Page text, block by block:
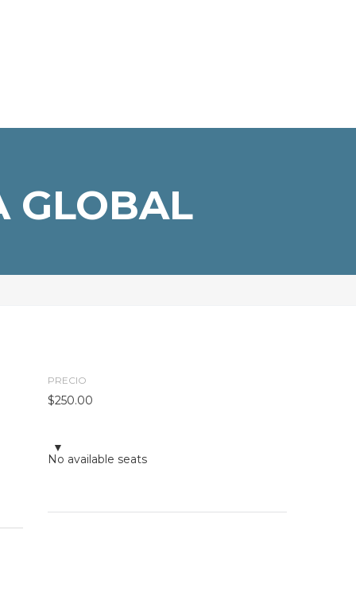
GLOBAL
PRECIO
$250.00
No available seats